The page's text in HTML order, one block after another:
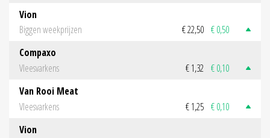
Vion
Biggen weekprijzen
€ 22,50 € 0,50
Compaxo
Vleesvarkens
€ 1,32 € 0,10
Van Rooi Meat
Vleesvarkens
€ 1,25 € 0,10
Vion